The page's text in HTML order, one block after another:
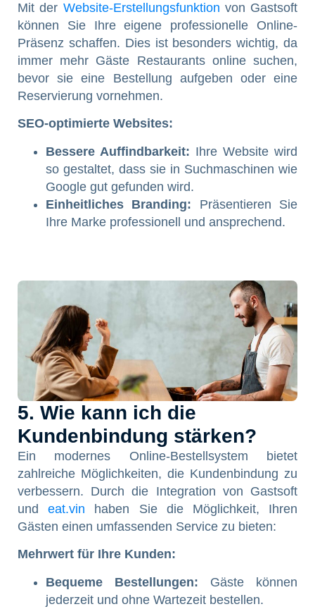
Mit der Website-Erstellungsfunktion von Gastsoft
können Sie Ihre eigene professionelle Online-
Präsenz schaffen. Dies ist besonders wichtig, da
immer mehr Gäste Restaurants online suchen,
bevor sie eine Bestellung aufgeben oder eine
Reservierung vornehmen.
SEO-optimierte Websites:
Bessere Auffindbarkeit: Ihre Website wird
so gestaltet, dass sie in Suchmaschinen wie
Google gut gefunden wird.
Einheitliches Branding: Präsentieren Sie
Ihre Marke professionell und ansprechend.
5. Wie kann ich die
Kundenbindung stärken?
Ein modernes Online-Bestellsystem bietet
zahlreiche Möglichkeiten, die Kundenbindung zu
verbessern. Durch die Integration von Gastsoft
undeat.vin haben Sie die Möglichkeit, Ihren
Gästen einen umfassenden Service zu bieten:
Mehrwert für Ihre Kunden:
Bequeme Bestellungen: Gäste können
jederzeit und ohne Wartezeit bestellen.